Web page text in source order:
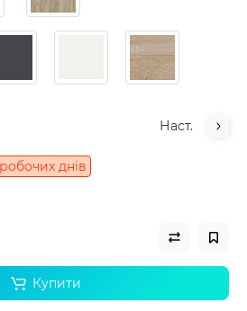
Наст.
днів
Купити